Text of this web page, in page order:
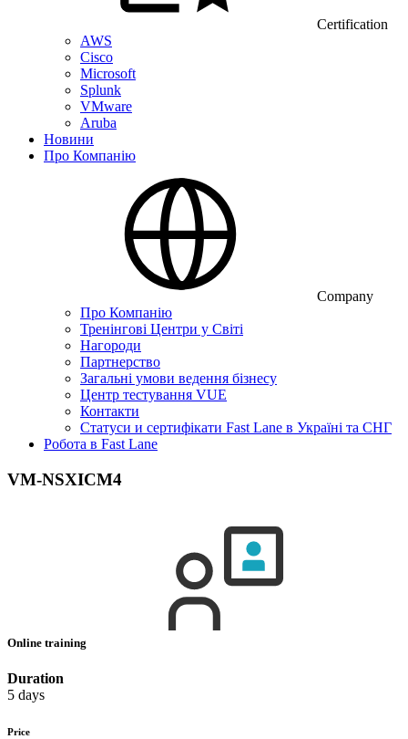
Certification
AWS
Cisco
Microsoft
Splunk
VMware
Aruba
Новини
Про Компанію
Company
Про Компанію
Тренінгові Центри у Світі
Нагороди
Партнерство
Загальні умови ведення бізнесу
Центр тестування VUE
Контакти
Статуси и сертифікати Fast Lane в Україні та СНГ
Робота в Fast Lane
VM-NSXICM4
Online training
Duration
5 days
Price